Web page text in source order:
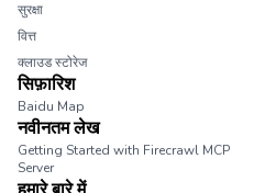
सुरक्षा
वित्त
क्लाउड स्टोरेज
सिफ़ारिश
Baidu Map
नवीनतम लेख
Getting Started with Firecrawl MCP
Server